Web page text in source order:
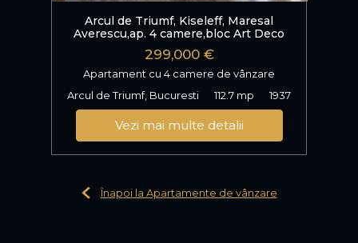
Arcul de Triumf, Kiseleff, Maresal
Averescu,ap. 4 camere,bloc Art Deco
299,000 €
Apartament cu 4 camere de vânzare
Arcul de Triumf, Bucuresti
112.7 mp 1937
Vezi mai multe detalii
Înapoi la Apartamente de vânzare